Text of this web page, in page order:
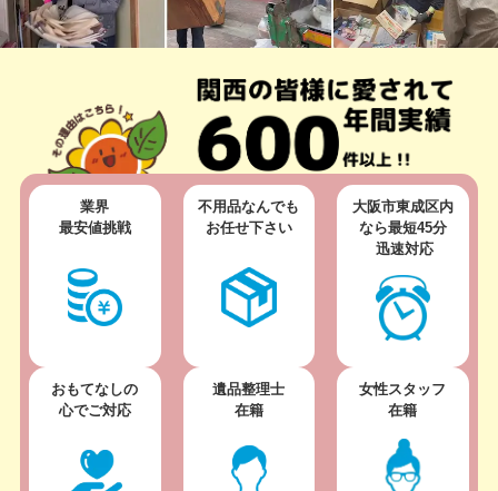
業界
最安値挑戦
不用品なんでも
お任せ下さい
大阪市東成区内
なら最短45分
迅速対応
おもてなしの
心でご対応
遺品整理士
在籍
女性スタッフ
在籍